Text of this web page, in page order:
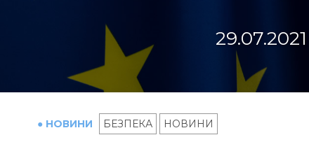
29.07.2021
● НОВИНИ БЕЗПЕКА НОВИНИ